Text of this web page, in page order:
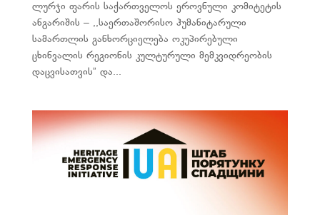
ლურჯი ფარის საქართველოს ეროვნული კომიტეტის
ანგარიშის – ,,საერთაშორისო ჰუმანიტარული
სამართლის განხორციელება ოკუპირებული
ცხინვალის რეგიონის კულტურული მემკვიდრეობის
დაცვისათვის” და...